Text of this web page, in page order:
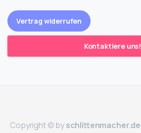
Vertrag widerrufen
Kontaktiere uns!
Copyright © byschlittenmacher.de